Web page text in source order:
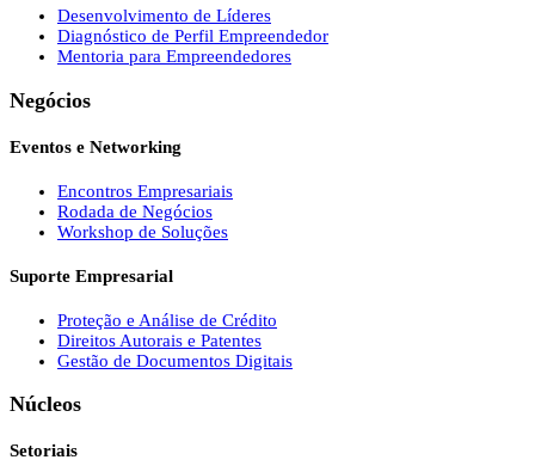
Desenvolvimento de Líderes
Diagnóstico de Perfil Empreendedor
Mentoria para Empreendedores
Negócios
Eventos e Networking
Encontros Empresariais
Rodada de Negócios
Workshop de Soluções
Suporte Empresarial
Proteção e Análise de Crédito
Direitos Autorais e Patentes
Gestão de Documentos Digitais
Núcleos
Setoriais